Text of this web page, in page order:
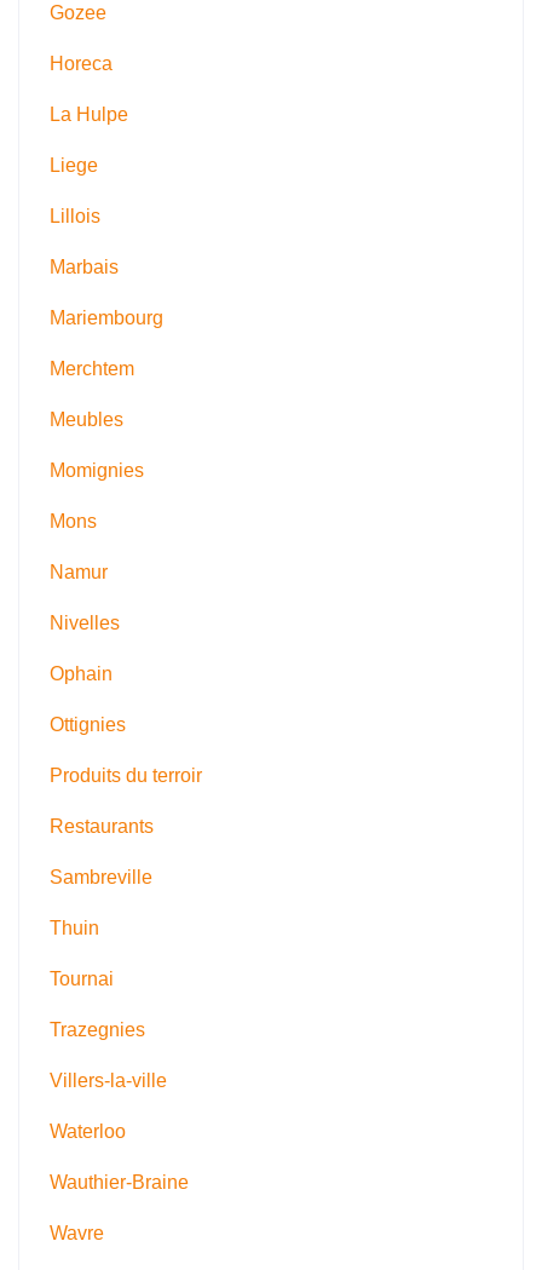
Gozee
Horeca
La Hulpe
Liege
Lillois
Marbais
Mariembourg
Merchtem
Meubles
Momignies
Mons
Namur
Nivelles
Ophain
Ottignies
Produits du terroir
Restaurants
Sambreville
Thuin
Tournai
Trazegnies
Villers-la-ville
Waterloo
Wauthier-Braine
Wavre